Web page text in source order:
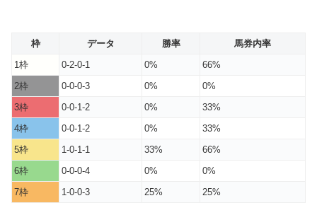
枠 データ 勝率
馬券内率
1枠
0-2-0-1 0%
66%
2枠
0-0-0-3 0%
0%
3枠
0-0-1-2 0%
33%
4枠
0-0-1-2 0%
33%
5枠
1-0-1-1 33%
66%
6枠
0-0-0-4 0%
0%
7枠
1-0-0-3 25%
25%